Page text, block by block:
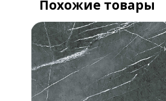
Похожие товары